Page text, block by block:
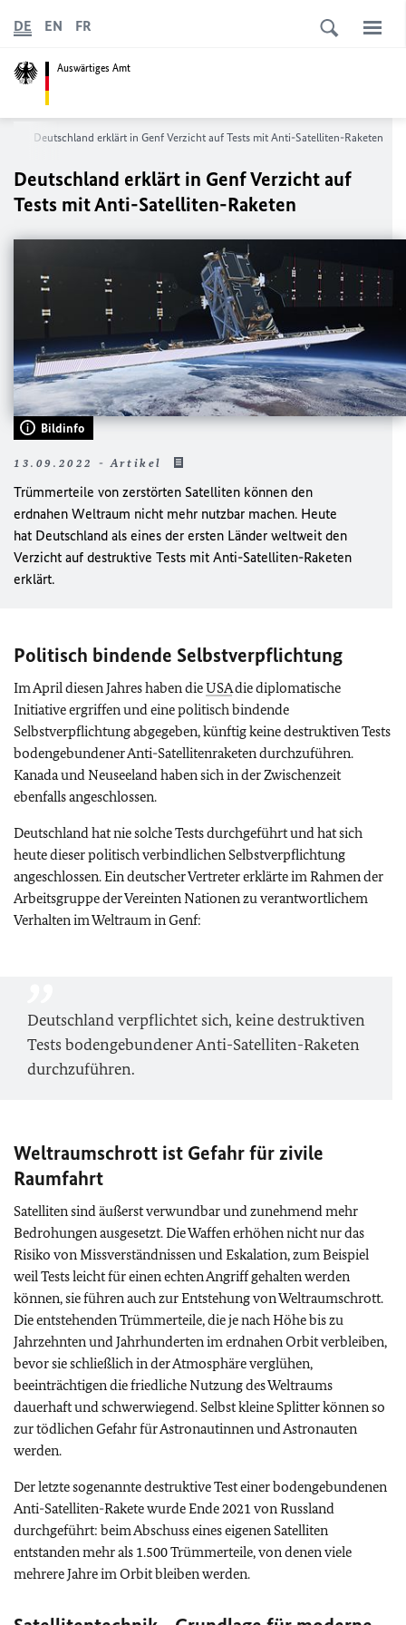
Auswärtiges Amt
DE EN FR
Deutschland erklärt in Genf Verzicht auf Tests mit Anti-Satelliten-Raketen
Deutschland erklärt in Genf Verzicht auf
Tests mit Anti-Satelliten-Raketen
Bildinfo
13.09.2022 - Artikel
Trümmerteile von zerstörten Satelliten können den
erdnahen Weltraum nicht mehr nutzbar machen. Heute
hat Deutschland als eines der ersten Länder weltweit den
Verzicht auf destruktive Tests mit Anti-Satelliten-Raketen
erklärt.
Politisch bindende Selbstverpflichtung
Im April diesen Jahres haben dieUSAdie diplomatische
Initiative ergriffen und eine politisch bindende
Selbstverpflichtung abgegeben, künftig keine destruktiven Tests
bodengebundener Anti-Satellitenraketen durchzuführen.
Kanada und Neuseeland haben sich in der Zwischenzeit
ebenfalls angeschlossen.
Deutschland hat nie solche Tests durchgeführt und hat sich
heute dieser politisch verbindlichen Selbstverpflichtung
angeschlossen. Ein deutscher Vertreter erklärte im Rahmen der
Arbeitsgruppe der Vereinten Nationen zu verantwortlichem
Verhalten im Weltraum in Genf:
Deutschland verpflichtet sich, keine destruktiven
Tests bodengebundener Anti-Satelliten-Raketen
durchzuführen.
Weltraumschrott ist Gefahr für zivile
Raumfahrt
Satelliten sind äußerst verwundbar und zunehmend mehr
Bedrohungen ausgesetzt. Die Waffen erhöhen nicht nur das
Risiko von Missverständnissen und Eskalation, zum Beispiel
weil Tests leicht für einen echten Angriff gehalten werden
können, sie führen auch zur Entstehung von Weltraumschrott.
Die entstehenden Trümmerteile, die je nach Höhe bis zu
Jahrzehnten und Jahrhunderten im erdnahen Orbit verbleiben,
bevor sie schließlich in der Atmosphäre verglühen,
beeinträchtigen die friedliche Nutzung des Weltraums
dauerhaft und schwerwiegend. Selbst kleine Splitter können so
zur tödlichen Gefahr für Astronautinnen und Astronauten
werden.
Der letzte sogenannte destruktive Test einer bodengebundenen
Anti-Satelliten-Rakete wurde Ende 2021 von Russland
durchgeführt: beim Abschuss eines eigenen Satelliten
entstanden mehr als 1.500 Trümmerteile, von denen viele
mehrere Jahre im Orbit bleiben werden.